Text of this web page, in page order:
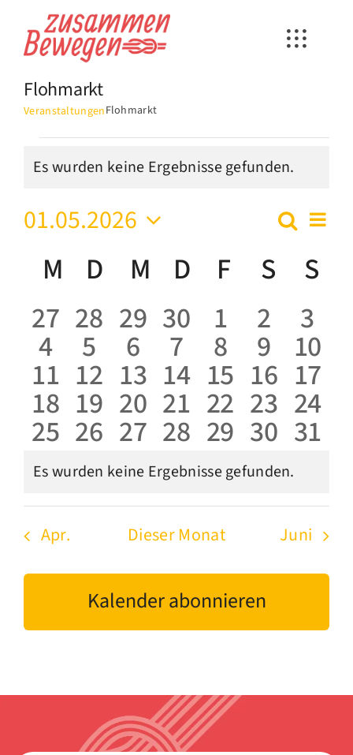
Inhalt
springen
Flohmarkt
VeranstaltungenFlohmarkt
Veranstaltungen
Hinweis
Es wurden keine Ergebnisse gefunden.
Suche
und
Suche
Monat
01.05.2026
Datum
wählen.
Kalender
von
Veranstaltungen
M Montag
D Dienstag
M Mittwoch
D Donnerstag
F Freitag
S S
0
Veranstaltungen
27 0
Veranstaltungen
28 0
Veranstaltungen
29 0
Veranstaltungen
30
0
1
0
2
0
3
0
Veranstaltungen
4
0
Veranstaltungen
5
0
Veranstaltungen
6
0
7
0
8
0
9
0
10
0
Veranstaltungen
11 0
Veranstaltungen
12 0
Veranstaltungen
13 0
Veranstaltungen
14 0
15 0
16 0
17
0
Veranstaltungen
18 0
Veranstaltungen
19 0
Veranstaltungen
20 0
Veranstaltungen
21 0
22 0
23 0
24
0
Veranstaltungen
25 0
Veranstaltungen
26 0
Veranstaltungen
27 0
Veranstaltungen
28 0
29 0
30 0
31
Hinweis
Es wurden keine Ergebnisse gefunden.
Apr. Dieser Monat Juni
Kalender abonnieren